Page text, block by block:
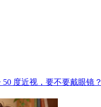
度近视，要不要戴眼镜？